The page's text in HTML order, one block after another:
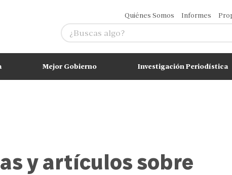
Quiénes Somos Informes
Mejor Gobierno Investigación Periodística
y artículos sobre